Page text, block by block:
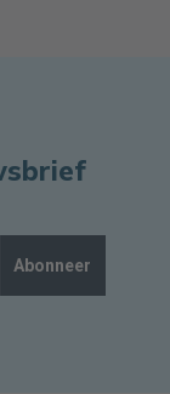
Abonneer